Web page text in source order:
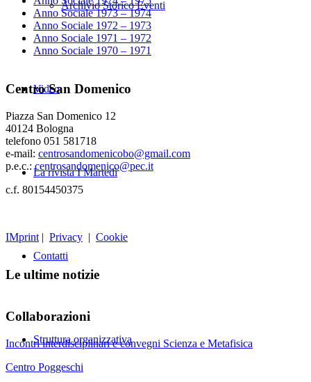
Archivio Storico Eventi
Video
La rivista I Martedì
Contatti
Struttura organizzativa
Anno Sociale 1973 – 1974
Anno Sociale 1972 – 1973
Anno Sociale 1971 – 1972
Anno Sociale 1970 – 1971
Centro San Domenico
Piazza San Domenico 12
40124 Bologna
telefono 051 581718
e-mail: centrosandomenicobo@gmail.com
p.e.c.:centrosandomenico@pec.it
c.f. 80154450375
IMprint | Privacy | Cookie
Le ultime notizie
Collaborazioni
Incontri interdisciplinari e convegni Scienza e Metafisica
Centro Poggeschi